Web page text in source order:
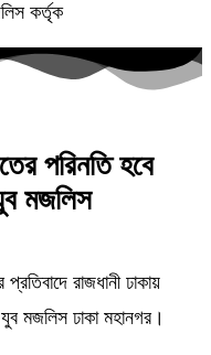
কর্তৃক
পরিনতি হবে
মজলিস
রাজধানী ঢাকায়
মজলিস ঢাকা মহানগর।